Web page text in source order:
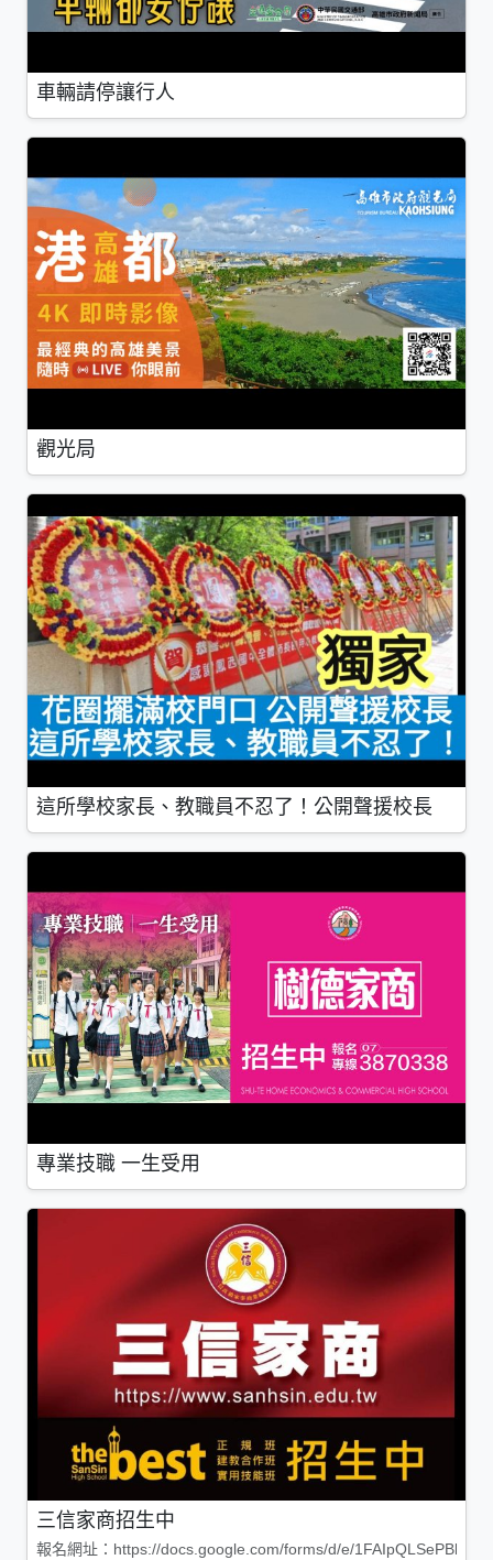
車輛請停讓行人
觀光局
這所學校家長、教職員不忍了！公開聲援校長
專業技職 一生受用
三信家商招生中
報名網址：https://docs.google.com/forms/d/e/